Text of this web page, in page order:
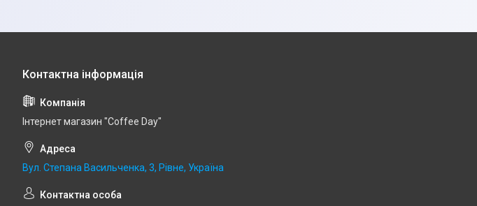
Інтернет магазин "Coffee Day"
Вул. Степана Васильченка, 3, Рівне, Україна